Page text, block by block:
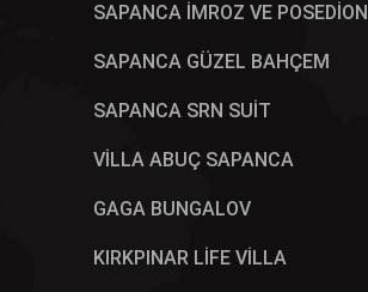
SAPANCA İMROZ VE POSEDİON
SAPANCA GÜZEL BAHÇEM
SAPANCA SRN SUİT
VİLLA ABUÇ SAPANCA
GAGA BUNGALOV
KIRKPINAR LİFE VİLLA